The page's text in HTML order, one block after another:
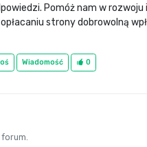
Pomóż nam w rozwoju i
strony dobrowolną
Wiadomość 0
forum.